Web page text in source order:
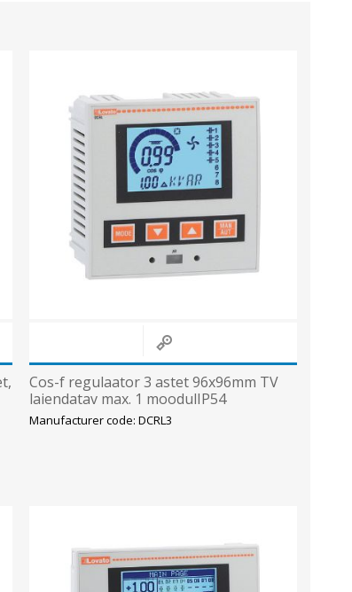
Cos-f regulaator 3 astet 96x96mm TV
laiendatav max. 1 moodulIP54
Manufacturer code: DCRL3